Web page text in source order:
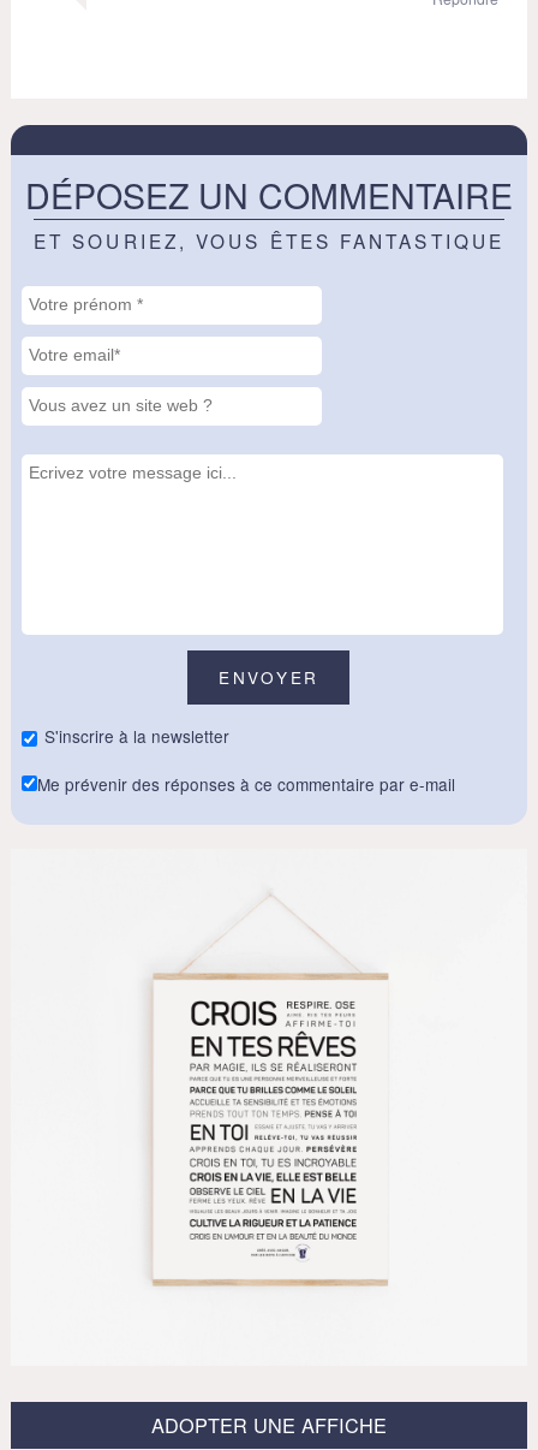
DÉPOSEZ UN COMMENTAIRE
ET SOURIEZ, VOUS ÊTES FANTASTIQUE
S'inscrire à la newsletter
Me prévenir des réponses à ce commentaire par e-mail
ADOPTER UNE AFFICHE